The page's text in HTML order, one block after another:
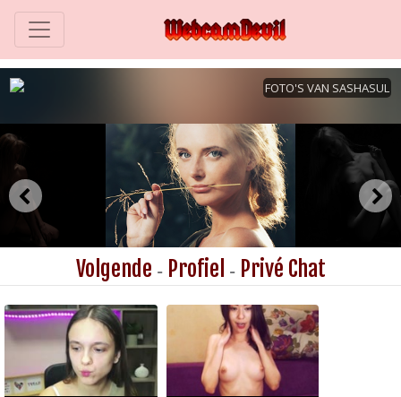
Volgende - Profiel - Privé Chat